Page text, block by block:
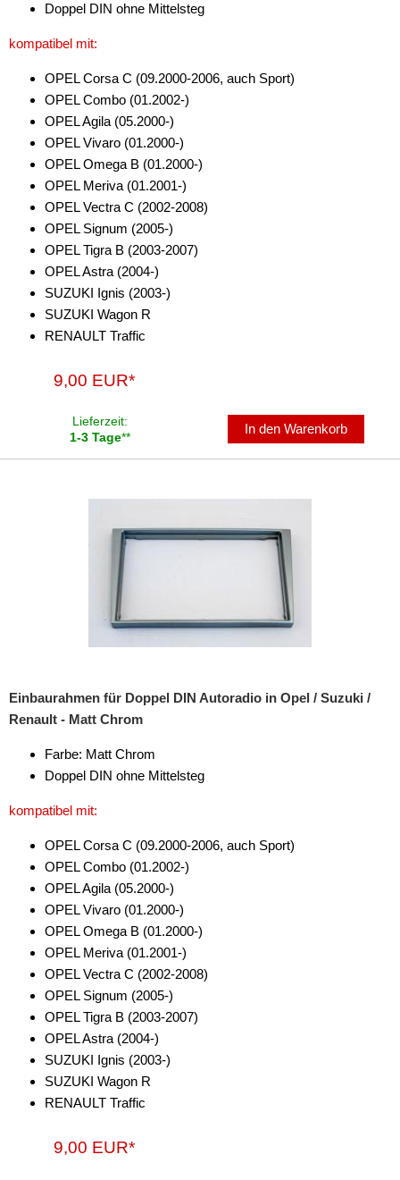
Doppel DIN ohne Mittelsteg
kompatibel mit:
OPEL Corsa C (09.2000-2006, auch Sport)
OPEL Combo (01.2002-)
OPEL Agila (05.2000-)
OPEL Vivaro (01.2000-)
OPEL Omega B (01.2000-)
OPEL Meriva (01.2001-)
OPEL Vectra C (2002-2008)
OPEL Signum (2005-)
OPEL Tigra B (2003-2007)
OPEL Astra (2004-)
SUZUKI Ignis (2003-)
SUZUKI Wagon R
RENAULT Traffic
9,00 EUR*
Lieferzeit:
1-3 Tage**
In den Warenkorb
Einbaurahmen für Doppel DIN Autoradio in Opel / Suzuki /
Renault - Matt Chrom
Farbe: Matt Chrom
Doppel DIN ohne Mittelsteg
kompatibel mit:
OPEL Corsa C (09.2000-2006, auch Sport)
OPEL Combo (01.2002-)
OPEL Agila (05.2000-)
OPEL Vivaro (01.2000-)
OPEL Omega B (01.2000-)
OPEL Meriva (01.2001-)
OPEL Vectra C (2002-2008)
OPEL Signum (2005-)
OPEL Tigra B (2003-2007)
OPEL Astra (2004-)
SUZUKI Ignis (2003-)
SUZUKI Wagon R
RENAULT Traffic
9,00 EUR*